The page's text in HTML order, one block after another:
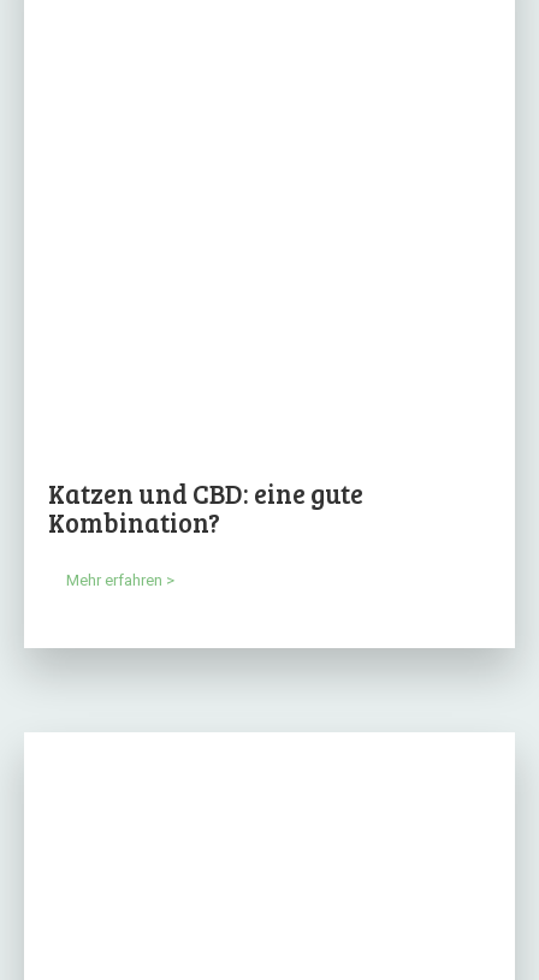
Katzen und CBD: eine gute
Kombination?
Mehr erfahren >